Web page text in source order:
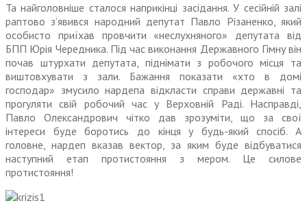
Та найголовніше сталося напри­кінці засідання. У сесійній залі
рап­тово з’явився народний депутат Павло Різаненко, який
особисто приїхав провчити «неслухняного» депутата від
БПП Юрія Чередника. Під час виконання Державного Гімну він
почав штурхати депу­тата, піднімати з робочого місця та
виштовхувати з зали. Бажання показати «хто в домі
господар» змусило нардепа відкласти справи державні та
прогуляти свій робочий час у Верховній Раді. Насправді,
Павло Олександрович чітко дав зрозуміти, що за свої
інтереси буде боротись до кінця у будь-який спосіб. А
головне, нардеп вказав вектор, за яким буде відбуватися
наступний етап протистояння з мером. Це силове
протистояння!